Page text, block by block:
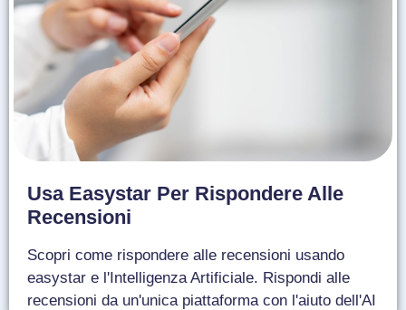
Usa Easystar Per Rispondere Alle
Recensioni
Scopri come rispondere alle recensioni usando
easystar e l'Intelligenza Artificiale. Rispondi alle
recensioni da un'unica piattaforma con l'aiuto dell'AI